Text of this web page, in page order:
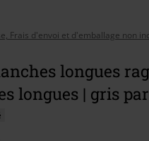
Frais d'envoi et d'emballage non
longues
longues | gris